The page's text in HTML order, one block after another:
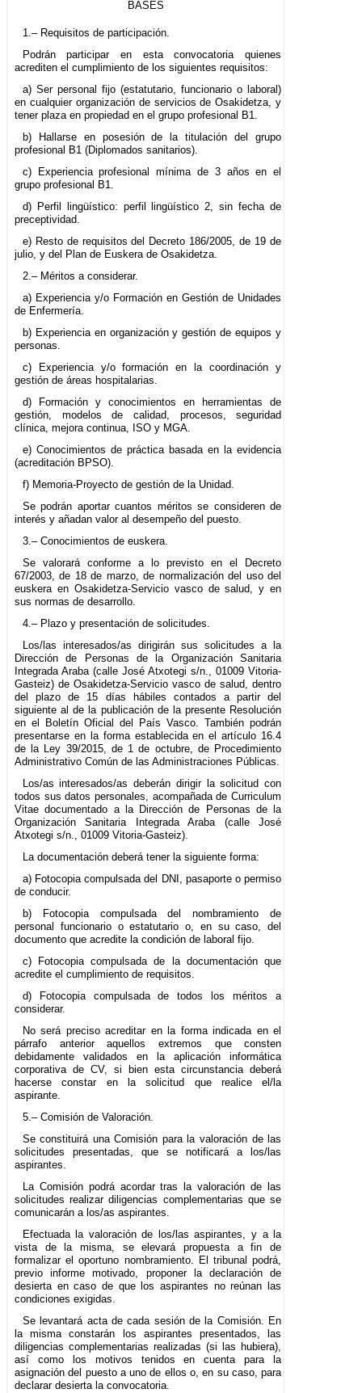
BASES
1.– Requisitos de participación.
Podrán participar en esta convocatoria quienes
acrediten el cumplimiento de los siguientes requisitos:
a) Ser personal fijo (estatutario, funcionario o laboral)
en cualquier organización de servicios de Osakidetza, y
tener plaza en propiedad en el grupo profesional B1.
b) Hallarse en posesión de la titulación del grupo
profesional B1 (Diplomados sanitarios).
c) Experiencia profesional mínima de 3 años en el
grupo profesional B1.
d) Perfil lingüístico: perfil lingüístico 2, sin fecha de
preceptividad.
e) Resto de requisitos del Decreto 186/2005, de 19 de
julio, y del Plan de Euskera de Osakidetza.
2.– Méritos a considerar.
a) Experiencia y/o Formación en Gestión de Unidades
de Enfermería.
b) Experiencia en organización y gestión de equipos y
personas.
c) Experiencia y/o formación en la coordinación y
gestión de áreas hospitalarias.
d) Formación y conocimientos en herramientas de
gestión, modelos de calidad, procesos, seguridad
clínica, mejora continua, ISO y MGA.
e) Conocimientos de práctica basada en la evidencia
(acreditación BPSO).
f) Memoria-Proyecto de gestión de la Unidad.
Se podrán aportar cuantos méritos se consideren de
interés y añadan valor al desempeño del puesto.
3.– Conocimientos de euskera.
Se valorará conforme a lo previsto en el Decreto
67/2003, de 18 de marzo, de normalización del uso del
euskera en Osakidetza-Servicio vasco de salud, y en
sus normas de desarrollo.
4.– Plazo y presentación de solicitudes.
Los/las interesados/as dirigirán sus solicitudes a la
Dirección de Personas de la Organización Sanitaria
Integrada Araba (calle José Atxotegi s/n., 01009 Vitoria-
Gasteiz) de Osakidetza-Servicio vasco de salud, dentro
del plazo de 15 días hábiles contados a partir del
siguiente al de la publicación de la presente Resolución
en el Boletín Oficial del País Vasco. También podrán
presentarse en la forma establecida en el artículo 16.4
de la Ley 39/2015, de 1 de octubre, de Procedimiento
Administrativo Común de las Administraciones Públicas.
Los/as interesados/as deberán dirigir la solicitud con
todos sus datos personales, acompañada de Curriculum
Vitae documentado a la Dirección de Personas de la
Organización Sanitaria Integrada Araba (calle José
Atxotegi s/n., 01009 Vitoria-Gasteiz).
La documentación deberá tener la siguiente forma:
a) Fotocopia compulsada del DNI, pasaporte o permiso
de conducir.
b) Fotocopia compulsada del nombramiento de
personal funcionario o estatutario o, en su caso, del
documento que acredite la condición de laboral fijo.
c) Fotocopia compulsada de la documentación que
acredite el cumplimiento de requisitos.
d) Fotocopia compulsada de todos los méritos a
considerar.
No será preciso acreditar en la forma indicada en el
párrafo anterior aquellos extremos que consten
debidamente validados en la aplicación informática
corporativa de CV, si bien esta circunstancia deberá
hacerse constar en la solicitud que realice el/la
aspirante.
5.– Comisión de Valoración.
Se constituirá una Comisión para la valoración de las
solicitudes presentadas, que se notificará a los/las
aspirantes.
La Comisión podrá acordar tras la valoración de las
solicitudes realizar diligencias complementarias que se
comunicarán a los/as aspirantes.
Efectuada la valoración de los/las aspirantes, y a la
vista de la misma, se elevará propuesta a fin de
formalizar el oportuno nombramiento. El tribunal podrá,
previo informe motivado, proponer la declaración de
desierta en caso de que los aspirantes no reúnan las
condiciones exigidas.
Se levantará acta de cada sesión de la Comisión. En
la misma constarán los aspirantes presentados, las
diligencias complementarias realizadas (si las hubiera),
así como los motivos tenidos en cuenta para la
asignación del puesto a uno de ellos o, en su caso, para
declarar desierta la convocatoria.